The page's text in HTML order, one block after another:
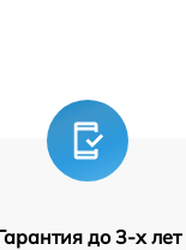
до 3-х лет